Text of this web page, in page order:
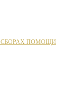
ПОМОЩИ